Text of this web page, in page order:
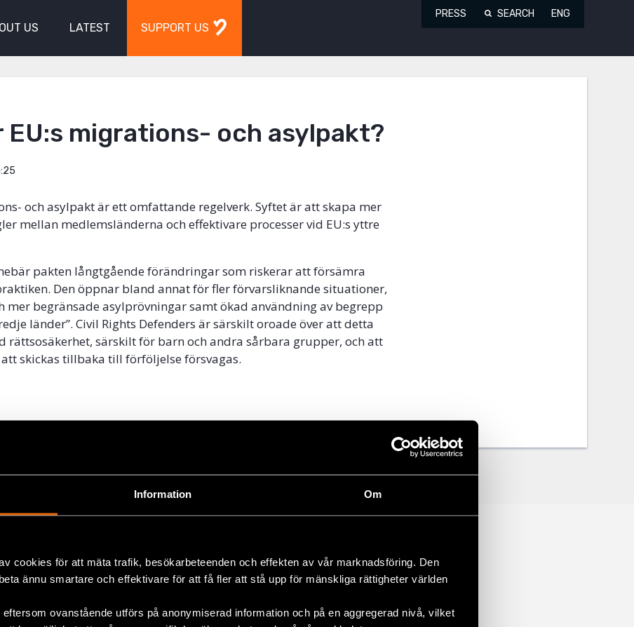
Information Om
cookies för att mäta trafik, besökarbeteenden och effekten av vår marknadsföring. Den
ännu smartare och effektivare för att få fler att stå upp för mänskliga rättigheter världen
ovanstående utförs på anonymiserad information och på en aggregerad nivå, vilket
US LATEST SUPPORT US
PRESS SEARCH ENG
EU:s migrations- och asylpakt?
och asylpakt är ett omfattande regelverk. Syftet är att skapa mer
mellan medlemsländerna och effektivare processer vid EU:s yttre
pakten långtgående förändringar som riskerar att försämra
Den öppnar bland annat för fler förvarsliknande situationer,
mer begränsade asylprövningar samt ökad användning av begrepp
länder”. Civil Rights Defenders är särskilt oroade över att detta
rättsosäkerhet, särskilt för barn och andra sårbara grupper, och att
skickas tillbaka till förföljelse försvagas.